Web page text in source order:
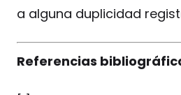
a alguna duplicidad
Referencias